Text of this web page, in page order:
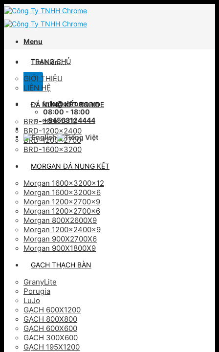
Skip
to
content
Menu
kiếm:
info@chrome.vn
08:00 - 18:00
+84563124444
TRANG CHỦ
GIỚI THIỆU
LIÊN HỆ
ĐÁ NUNG KẾT BORIDE
BRD-900×1800
BRD-1200×2400
BRD-1200×2700
BRD-1600×3200
MORGAN ĐÁ NUNG KẾT
Morgan 1600x3200x12
Morgan 1600x3200x6
Morgan 1200x2700x9
Morgan 1200x2700x6
Morgan 800X2600X9
Morgan 1200x2400x9
Morgan 900X2700X6
Morgan 900X1800X9
GẠCH THẠCH BÀN
GranyLite
Porugia
LuJo
GẠCH 600X1200
GẠCH 800X800
GẠCH 600X600
GACH 300X600
GẠCH 195X1200